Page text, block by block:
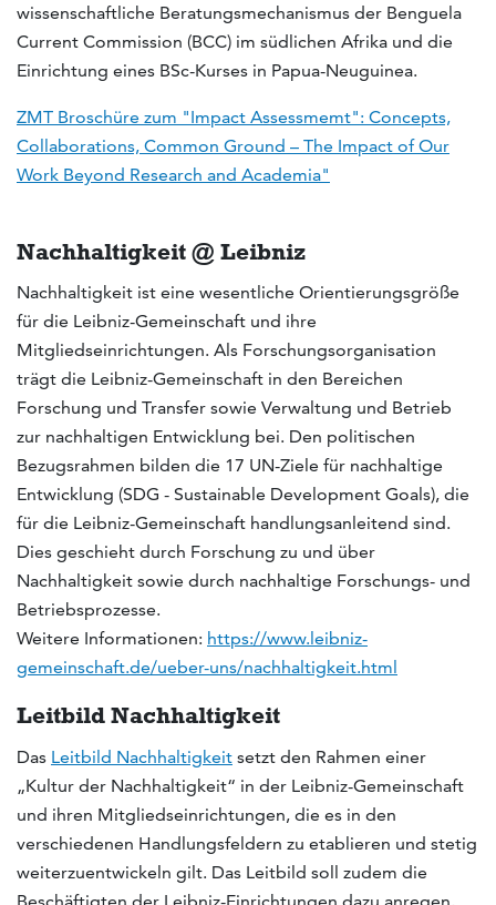
wissenschaftliche Beratungsmechanismus der Benguela
Current Commission (BCC) im südlichen Afrika und die
Einrichtung eines BSc-Kurses in Papua-Neuguinea.
ZMT Broschüre zum "Impact Assessmemt": Concepts,
Collaborations, Common Ground – The Impact of Our
Work Beyond Research and Academia"
Nachhaltigkeit @ Leibniz
Nachhaltigkeit ist eine wesentliche Orientierungsgröße
für die Leibniz-Gemeinschaft und ihre
Mitgliedseinrichtungen. Als Forschungsorganisation
trägt die Leibniz-Gemeinschaft in den Bereichen
Forschung und Transfer sowie Verwaltung und Betrieb
zur nachhaltigen Entwicklung bei. Den politischen
Bezugsrahmen bilden die 17 UN-Ziele für nachhaltige
Entwicklung (SDG - Sustainable Development Goals), die
für die Leibniz-Gemeinschaft handlungsanleitend sind.
Dies geschieht durch Forschung zu und über
Nachhaltigkeit sowie durch nachhaltige Forschungs- und
Betriebsprozesse.
Weitere Informationen: https://www.leibniz-
gemeinschaft.de/ueber-uns/nachhaltigkeit.html
Leitbild Nachhaltigkeit
Das Leitbild Nachhaltigkeit setzt den Rahmen einer
„Kultur der Nachhaltigkeit“ in der Leibniz-Gemeinschaft
und ihren Mitgliedseinrichtungen, die es in den
verschiedenen Handlungsfeldern zu etablieren und stetig
weiterzuentwickeln gilt. Das Leitbild soll zudem die